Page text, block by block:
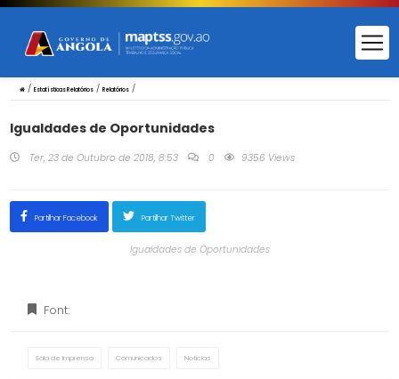
/ Estatísticas Relatórios/ Relatórios/
Igualdades de Oportunidades
Ter, 23 de Outubro de 2018, 8:53 0 9356 Views
Partilhar Facebook Partilhar Twitter
Igualdades de Oportunidades
Font:
Sala de Imprensa Comunicados Notícias